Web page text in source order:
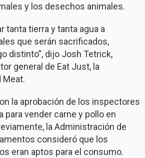
y los desechos animales.
tanta tierra y tanta agua a
que serán sacrificados,
distinto”, dijo Josh Tetrick,
general de Eat Just, la
Meat.
la aprobación de los inspectores
para vender carne y pollo en
la Administración de
consideró que los
eran aptos para el consumo.